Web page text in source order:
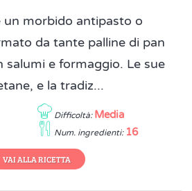
un morbido antipasto o
da tante palline di pan
e formaggio. Le sue
e la tradiz...
Difficoltà: Media
Num. ingredienti: 16
VAI ALLA RICETTA